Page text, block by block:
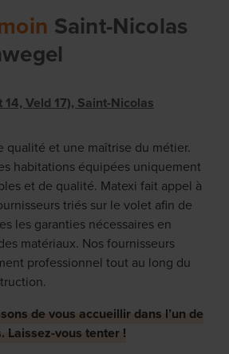
Saint-Nicolas
Veld 17), Saint-Nicolas
qualité et une maîtrise du métier.
habitations équipées uniquement
et de qualité. Matexi fait appel à
triés sur le volet afin de
les garanties nécessaires en
matériaux. Nos fournisseurs
professionnel tout au long du
de vous accueillir dans l’un de
Laissez-vous tenter !